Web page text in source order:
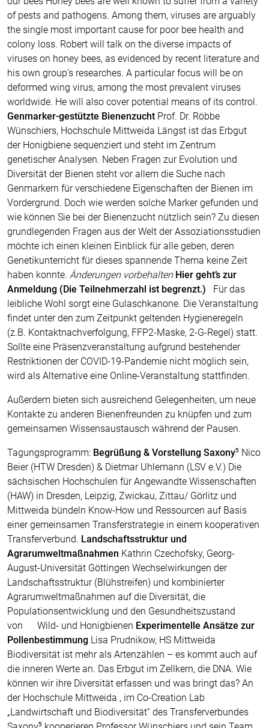
of pests and pathogens. Among them, viruses are arguably
the single most important cause for poor bee health and
colony loss. Robert will talk on the diverse impacts of
viruses on honey bees, as evidenced by recent literature and
his own group’s researches. A particular focus will be on
deformed wing virus, among the most prevalent viruses
worldwide. He will also cover potential means of its control.
Genmarker-gestützte Bienenzucht Prof. Dr. Röbbe
Wünschiers, Hochschule Mittweida Längst ist das Erbgut
der Honigbiene sequenziert und steht im Zentrum
genetischer Analysen. Neben Fragen zur Evolution und
Diversität der Bienen steht vor allem die Suche nach
Genmarkern für verschiedene Eigenschaften der Bienen im
Vordergrund. Doch wie werden solche Marker gefunden und
wie können Sie bei der Bienenzucht nützlich sein? Zu diesen
grundlegenden Fragen aus der Welt der Assoziationsstudien
möchte ich einen kleinen Einblick für alle geben, deren
Genetikunterricht für dieses spannende Thema keine Zeit
haben konnte. Änderungen vorbehalten Hier geht’s zur
Anmeldung (Die Teilnehmerzahl ist begrenzt.) Für das
leibliche Wohl sorgt eine Gulaschkanone. Die Veranstaltung
findet unter den zum Zeitpunkt geltenden Hygieneregeln
(z.B. Kontaktnachverfolgung, FFP2-Maske, 2-G-Regel) statt.
Sollte eine Präsenzveranstaltung aufgrund bestehender
Restriktionen der COVID-19-Pandemie nicht möglich sein,
wird als Alternative eine Online-Veranstaltung stattfinden.
Außerdem bieten sich ausreichend Gelegenheiten, um neue
Kontakte zu anderen Bienenfreunden zu knüpfen und zum
gemeinsamen Wissensaustausch während der Pausen.
Tagungsprogramm: Begrüßung & Vorstellung Saxony⁵ Nico
Beier (HTW Dresden) & Dietmar Uhlemann (LSV e.V.) Die
sächsischen Hochschulen für Angewandte Wissenschaften
(HAW) in Dresden, Leipzig, Zwickau, Zittau/ Görlitz und
Mittweida bündeln Know-How und Ressourcen auf Basis
einer gemeinsamen Transferstrategie in einem kooperativen
Transferverbund. Landschaftsstruktur und
Agrarumweltmaßnahmen Kathrin Czechofsky, Georg-
August-Universität Göttingen Wechselwirkungen der
Landschaftsstruktur (Blühstreifen) und kombinierter
Agrarumweltmaßnahmen auf die Diversität, die
Populationsentwicklung und den Gesundheitszustand
von Wild- und Honigbienen Experimentelle Ansätze zur
Pollenbestimmung Lisa Prudnikow, HS Mittweida
Biodiversität ist mehr als Artenzählen – es kommt auch auf
die inneren Werte an. Das Erbgut im Zellkern, die DNA. Wie
können wir ihre Diversität erfassen und was bringt das? An
der Hochschule Mittweida , im Co-Creation Lab
„Landwirtschaft und Biodiversität“ des Transferverbundes